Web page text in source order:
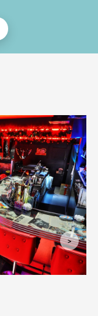
女の子達が笑顔でお出迎
しめます！